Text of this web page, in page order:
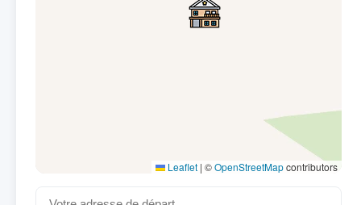
Leaflet | ©OpenStreetMapcontributors